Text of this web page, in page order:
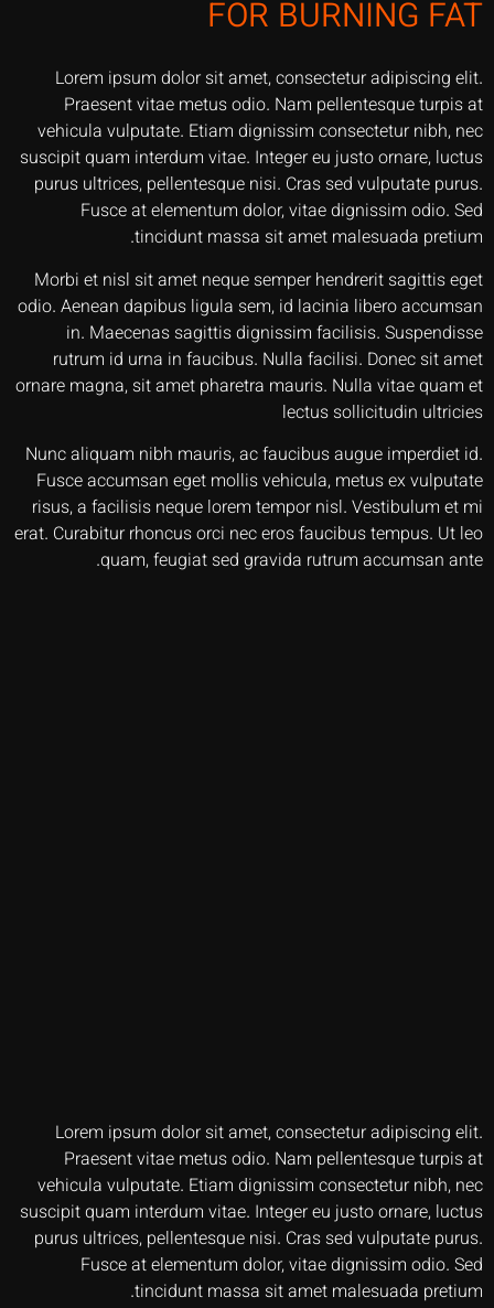
FOR BURNING FAT
Lorem ipsum dolor sit amet, consectetur adipiscing elit.
Praesent vitae metus odio. Nam pellentesque turpis at
vehicula vulputate. Etiam dignissim consectetur nibh, nec
suscipit quam interdum vitae. Integer eu justo ornare, luctus
purus ultrices, pellentesque nisi. Cras sed vulputate purus.
Fusce at elementum dolor, vitae dignissim odio. Sed
tincidunt massa sit amet malesuada pretium.
Morbi et nisl sit amet neque semper hendrerit sagittis eget
odio. Aenean dapibus ligula sem, id lacinia libero accumsan
in. Maecenas sagittis dignissim facilisis. Suspendisse
rutrum id urna in faucibus. Nulla facilisi. Donec sit amet
ornare magna, sit amet pharetra mauris. Nulla vitae quam et
lectus sollicitudin ultricies
Nunc aliquam nibh mauris, ac faucibus augue imperdiet id.
Fusce accumsan eget mollis vehicula, metus ex vulputate
risus, a facilisis neque lorem tempor nisl. Vestibulum et mi
erat. Curabitur rhoncus orci nec eros faucibus tempus. Ut leo
quam, feugiat sed gravida rutrum accumsan ante.
Lorem ipsum dolor sit amet, consectetur adipiscing elit.
Praesent vitae metus odio. Nam pellentesque turpis at
vehicula vulputate. Etiam dignissim consectetur nibh, nec
suscipit quam interdum vitae. Integer eu justo ornare, luctus
purus ultrices, pellentesque nisi. Cras sed vulputate purus.
Fusce at elementum dolor, vitae dignissim odio. Sed
tincidunt massa sit amet malesuada pretium.